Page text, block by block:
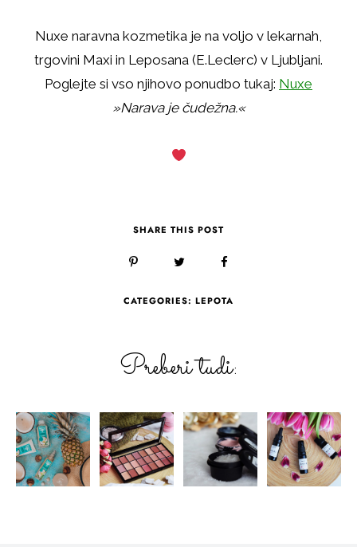
Nuxe naravna kozmetika je na voljo v lekarnah,
trgovini Maxi in Leposana (E.Leclerc) v Ljubljani.
Poglejte si vso njihovo ponudbo tukaj: Nuxe
»Narava je čudežna.«
SHARE THIS POST
CATEGORIES: LEPOTA
Preberi tudi: